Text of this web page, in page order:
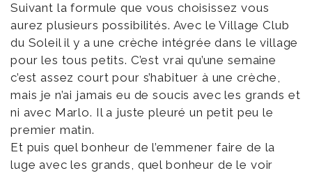
Suivant la formule que vous choisissez vous
aurez plusieurs possibilités. Avec le Village Club
du Soleil il y a une crèche intégrée dans le village
pour les tous petits. C’est vrai qu’une semaine
c’est assez court pour s’habituer à une crèche,
mais je n’ai jamais eu de soucis avec les grands et
ni avec Marlo. Il a juste pleuré un petit peu le
premier matin.
Et puis quel bonheur de l’emmener faire de la
luge avec les grands, quel bonheur de le voir